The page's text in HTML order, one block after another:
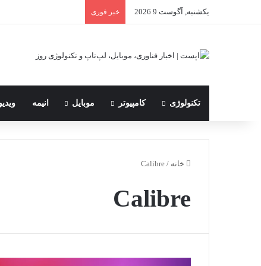
یکشنبه, آگوست 9 2026 خبر فوری
تکنولوژی کامپیوتر موبایل انیمه
خانه /
Calibre
Calibre